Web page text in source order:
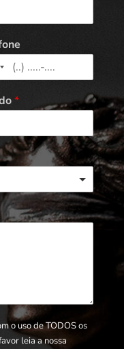
*
o uso de TODOS os
leia a nossa